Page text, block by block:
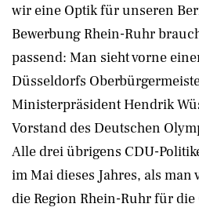
wir eine Optik für unseren
Bewerbung Rhein-Ruhr
passend: Man sieht vorne
Düsseldorfs
Ministerpräsident Hendrik
Vorstand des Deutschen
Alle drei übrigens CDU-
im Mai dieses Jahres, als man
die Region Rhein-Ruhr für